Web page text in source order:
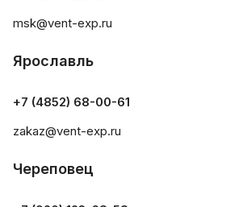
msk@vent-exp.ru
Ярославль
+7 (4852) 68-00-61
zakaz@vent-exp.ru
Череповец